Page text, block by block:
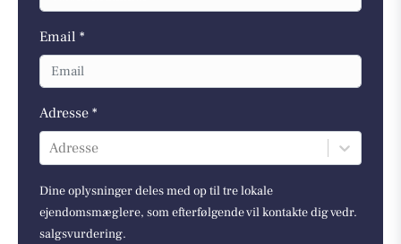
Email *
Adresse *
Adresse
Dine oplysninger deles med op til tre lokale
ejendomsmæglere, som efterfølgende vil kontakte dig vedr.
salgsvurdering.